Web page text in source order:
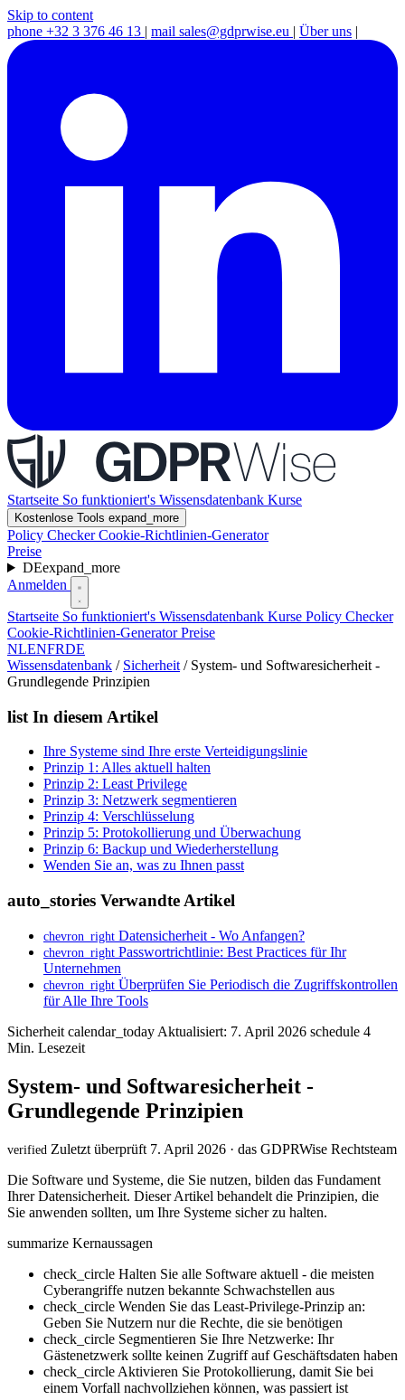
Skip to content
phone +32 3 376 46 13 | mail sales@gdprwise.eu | Über uns |
Startseite So funktioniert's Wissensdatenbank Kurse
Kostenlose Tools expand_more
Policy CheckerCookie-Richtlinien-Generator
Preise
DEexpand_more
Anmelden
Startseite So funktioniert's Wissensdatenbank Kurse Policy Checker
Cookie-Richtlinien-GeneratorPreise
NLENFRDE
Wissensdatenbank / Sicherheit / System- und Softwaresicherheit -
Grundlegende Prinzipien
list In diesem Artikel
Ihre Systeme sind Ihre erste Verteidigungslinie
Prinzip 1: Alles aktuell halten
Prinzip 2: Least Privilege
Prinzip 3: Netzwerk segmentieren
Prinzip 4: Verschlüsselung
Prinzip 5: Protokollierung und Überwachung
Prinzip 6: Backup und Wiederherstellung
Wenden Sie an, was zu Ihnen passt
auto_stories Verwandte Artikel
chevron_right Datensicherheit - Wo Anfangen?
chevron_right Passwortrichtlinie: Best Practices für Ihr
Unternehmen
chevron_right Überprüfen Sie Periodisch die Zugriffskontrollen
für Alle Ihre Tools
Sicherheit calendar_today Aktualisiert: 7. April 2026 schedule 4
Min. Lesezeit
System- und Softwaresicherheit -
Grundlegende Prinzipien
verified Zuletzt überprüft 7. April 2026 · das GDPRWise Rechtsteam
Die Software und Systeme, die Sie nutzen, bilden das Fundament
Ihrer Datensicherheit. Dieser Artikel behandelt die Prinzipien, die
Sie anwenden sollten, um Ihre Systeme sicher zu halten.
summarize Kernaussagen
check_circle Halten Sie alle Software aktuell - die meisten
Cyberangriffe nutzen bekannte Schwachstellen aus
check_circle Wenden Sie das Least-Privilege-Prinzip an:
Geben Sie Nutzern nur die Rechte, die sie benötigen
check_circle Segmentieren Sie Ihre Netzwerke: Ihr
Gästenetzwerk sollte keinen Zugriff auf Geschäftsdaten haben
check_circle Aktivieren Sie Protokollierung, damit Sie bei
einem Vorfall nachvollziehen können, was passiert ist